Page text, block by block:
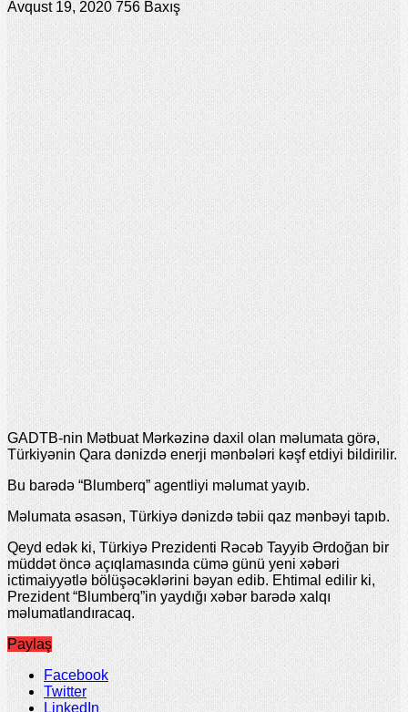
Avqust 19, 2020 756 Baxış
GADTB-nin Mətbuat Mərkəzinə daxil olan məlumata görə,
Türkiyənin Qara dənizdə enerji mənbələri kəşf etdiyi bildirilir.
Bu barədə “Blumberq” agentliyi məlumat yayıb.
Məlumata əsasən, Türkiyə dənizdə təbii qaz mənbəyi tapıb.
Qeyd edək ki, Türkiyə Prezidenti Rəcəb Tayyib Ərdoğan bir
müddət öncə açıqlamasında cümə günü yeni xəbəri
ictimaiyyətlə bölüşəcəklərini bəyan edib. Ehtimal edilir ki,
Prezident “Blumberq”in yaydığı xəbər barədə xalqı
məlumatlandıracaq.
Paylaş
Facebook
Twitter
LinkedIn